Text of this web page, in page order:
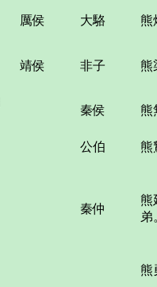
厲侯 大駱 熊
靖侯 非子 熊
秦侯 熊
公伯 熊
秦仲
熊
弟
熊